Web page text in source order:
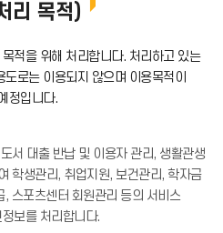
리 목적)
적을 위해 처리합니다. 처리하고 있는
로는 이용되지 않으며 이용목적이
정입니다.
서 대출 반납 및 이용자 관리, 생활관생
학생관리, 취업지원, 보건관리, 학자금
스포츠센터 회원관리 등의 서비스
보를 처리합니다.